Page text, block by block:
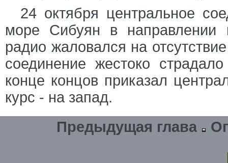
24 октября центральное
море Сибуян в направлении
радио жаловался на
соединение жестоко
конце концов приказал
курс - на запад.
Предыдущая глава